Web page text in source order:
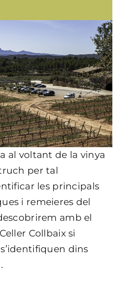
al voltant de la vinya
per tal
les principals
i remeieres del
amb el
Collbaix si
dins